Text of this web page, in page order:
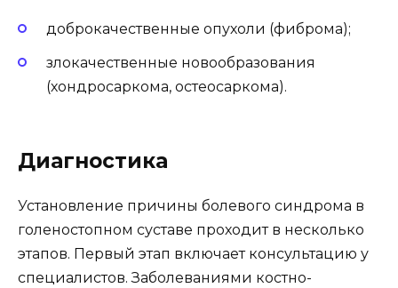
доброкачественные опухоли (фиброма);
злокачественные новообразования
(хондросаркома, остеосаркома).
Диагностика
Установление причины болевого синдрома в
голеностопном суставе проходит в несколько
этапов. Первый этап включает консультацию у
специалистов. Заболеваниями костно-